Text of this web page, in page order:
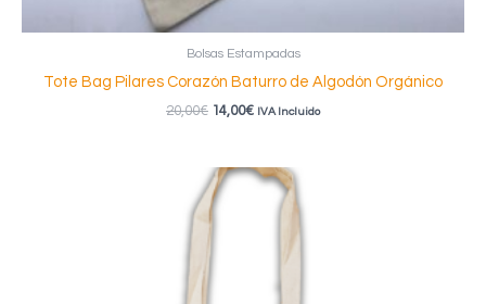
Bolsas Estampadas
Tote Bag Pilares Corazón Baturro de Algodón Orgánico
20,00€ El
era:
20,00€.
14,00€El
es:
14,00€.
IVA Incluido